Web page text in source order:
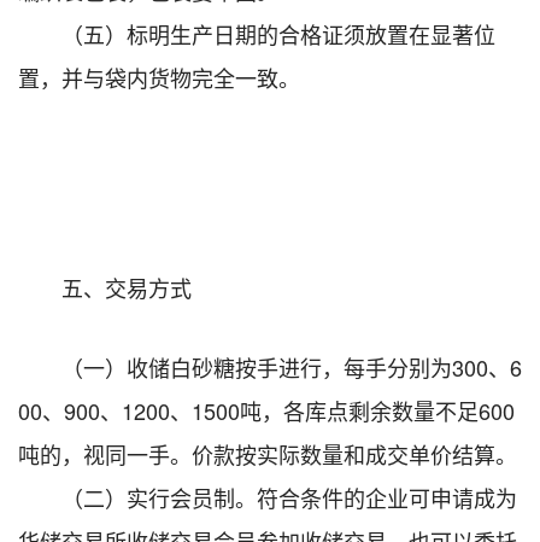
（五）标明生产日期的合格证须放置在显著位
置，并与袋内货物完全一致。
五、交易方式
（一）收储白砂糖按手进行，每手分别为300、6
00、900、1200、1500吨，各库点剩余数量不足600
吨的，视同一手。价款按实际数量和成交单价结算。
（二）实行会员制。符合条件的企业可申请成为